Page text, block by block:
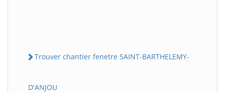
Trouver chantier fenetre SAINT-BARTHELEMY-
D'ANJOU